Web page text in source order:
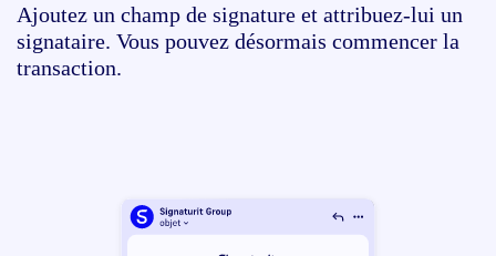
Ajoutez un champ de signature et attribuez-lui un
signataire. Vous pouvez désormais commencer la
transaction.